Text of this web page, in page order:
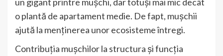
o plantă de apartament medie. De fapt, mușchii
ajută la menținerea unor ecosisteme întregi.
Contribuția mușchilor la structura și funcția